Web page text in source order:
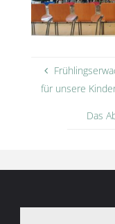
für unsere
Das